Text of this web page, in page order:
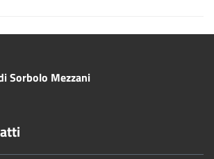
Sorbolo Mezzani